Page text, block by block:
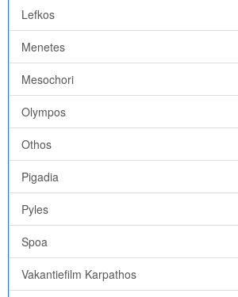
Lefkos
Menetes
Mesochori
Olympos
Othos
Pigadia
Pyles
Spoa
Vakantiefilm Karpathos